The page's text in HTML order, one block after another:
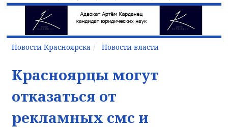
Новости Красноярска Новости власти
Красноярцы могут
отказаться от
рекламных смс и